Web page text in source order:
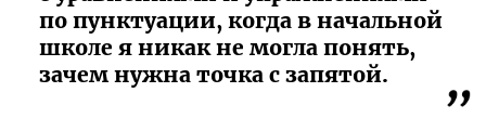
по пунктуации, когда в начальной
школе я никак не могла понять,
зачем нужна точка с запятой.